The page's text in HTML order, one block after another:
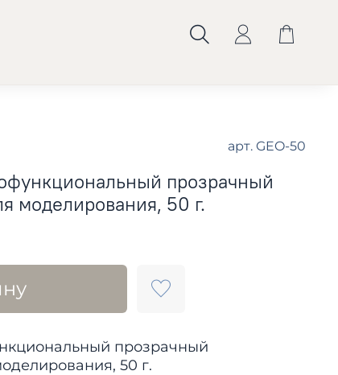
арт. GEO-50
прозрачный
моделирования, 50 г.
прозрачный
50 г.